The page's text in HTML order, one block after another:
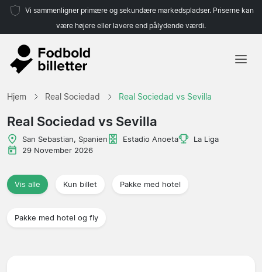
Vi sammenligner primære og sekundære markedspladser. Priserne kan
være højere eller lavere end pålydende værdi.
Hjem Real Sociedad Real Sociedad vs Sevilla
Real Sociedad vs Sevilla
San Sebastian, Spanien Estadio Anoeta
La Liga
29 November 2026
Vis alle Kun billet Pakke med hotel
Pakke med hotel og fly